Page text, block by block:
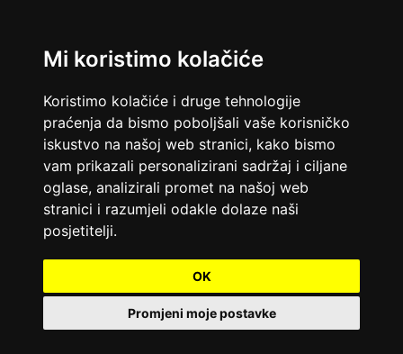
Mi koristimo kolačiće
Koristimo kolačiće i druge tehnologije
praćenja da bismo poboljšali vaše korisničko
iskustvo na našoj web stranici, kako bismo
vam prikazali personalizirani sadržaj i ciljane
oglase, analizirali promet na našoj web
stranici i razumjeli odakle dolaze naši
posjetitelji.
OK
Promjeni moje postavke